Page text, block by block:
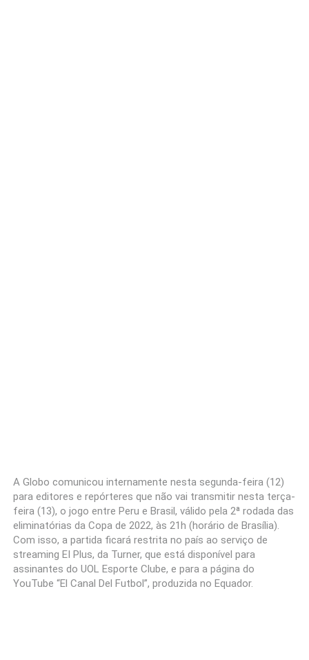
A Globo comunicou internamente nesta segunda-feira (12)
para editores e repórteres que não vai transmitir nesta terça-
feira (13), o jogo entre Peru e Brasil, válido pela 2ª rodada das
eliminatórias da Copa de 2022, às 21h (horário de Brasília).
Com isso, a partida ficará restrita no país ao serviço de
streaming EI Plus, da Turner, que está disponível para
assinantes do UOL Esporte Clube, e para a página do
YouTube “El Canal Del Futbol”, produzida no Equador.